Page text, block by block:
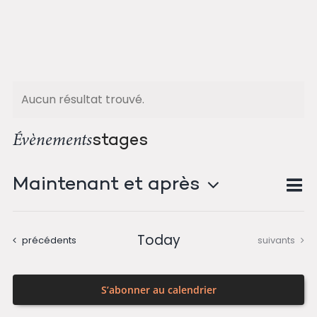
Aucun résultat trouvé.
Évènementsstages
List
Maintenant et après
date.
Évènements
précédents Today Évènements
suivants
S’abonner au calendrier